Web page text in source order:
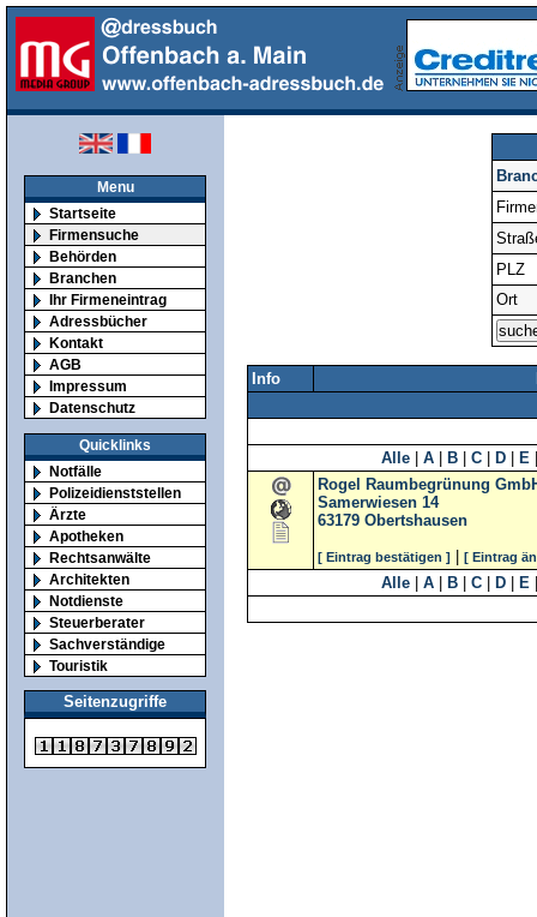
Menu
Startseite
Firmensuche
Behörden
Branchen
Ihr Firmeneintrag
Adressbücher
Kontakt
AGB
Impressum
Datenschutz
Quicklinks
Notfälle
Polizeidienststellen
Ärzte
Apotheken
Rechtsanwälte
Architekten
Notdienste
Steuerberater
Sachverständige
Touristik
Seitenzugriffe
PLZ
Ort
Info
Alle A B C D E
Rogel Raumbegrünung
Samerwiesen 14
63179 Obertshausen
[ Eintrag bestätigen ] [ Eintrag
Alle A B C D E